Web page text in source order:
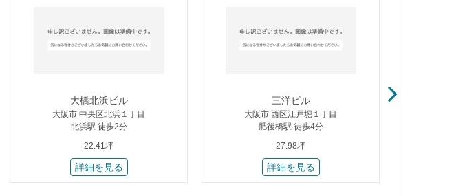
大橋北浜ビル
大阪市 中央区北浜１丁目
北浜駅 徒歩2分
22.41坪
詳細を見る
三洋ビル
大阪市 西区江戸堀１丁目
肥後橋駅 徒歩4分
27.98坪
詳細を見る